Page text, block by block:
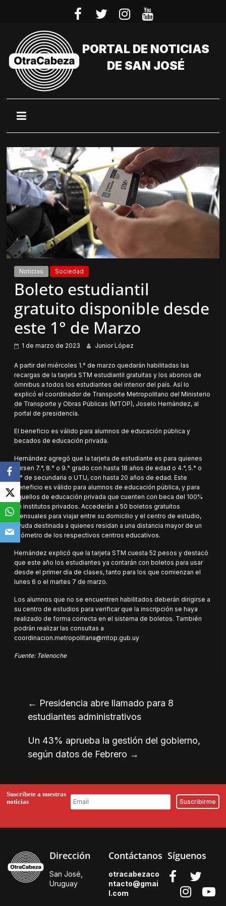
PORTAL DE NOTICIAS
DE SAN JOSÉ
Noticias Sociedad
Boleto estudiantil
gratuito disponible desde
este 1° de Marzo
1 de marzo de 2023 Junior López
A partir del miércoles 1.° de marzo quedarán habilitadas las
recargas de la tarjeta STM estudiantil gratuitas y los abonos de
ómnibus a todos los estudiantes del interior del país. Así lo
explicó el coordinador de Transporte Metropolitano del Ministerio
de Transporte y Obras Públicas (MTOP), Joselo Hernández, al
portal de presidencia.
El beneficio es válido para alumnos de educación pública y
becados de educación privada.
Hernández agregó que la tarjeta de estudiante es para quienes
cursen 7.°, 8.° o 9.° grado con hasta 18 años de edad o 4.°, 5.° o
6.° de secundaria o UTU, con hasta 20 años de edad. Este
beneficio es válido para alumnos de educación pública, y para
aquellos de educación privada que cuenten con beca del 100%
en institutos privados. Accederán a 50 boletos gratuitos
mensuales para viajar entre su domicilio y el centro de estudio,
ayuda destinada a quienes residan a una distancia mayor de un
kilómetro de los respectivos centros educativos.
Hernández explicó que la tarjeta STM cuesta 52 pesos y destacó
que este año los estudiantes ya contarán con boletos para usar
desde el primer día de clases, tanto para los que comienzan el
lunes 6 o el martes 7 de marzo.
Los alumnos que no se encuentren habilitados deberán dirigirse a
su centro de estudios para verificar que la inscripción se haya
realizado de forma correcta en el sistema de boletos. También
podrán realizar las consultas a
coordinacion.metropolitana@mtop.gub.uy
Fuente: Telenoche
← Presidencia abre llamado para 8
estudiantes administrativos
Un 43% aprueba la gestión del gobierno,
según datos de Febrero →
Suscríbete a nuestras
noticias
Dirección
San José,
Uruguay
Contáctanos
otracabezaco
ntacto@gmai
l.com
Síguenos